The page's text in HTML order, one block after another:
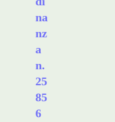
na
nz
a
n.
25
85
6